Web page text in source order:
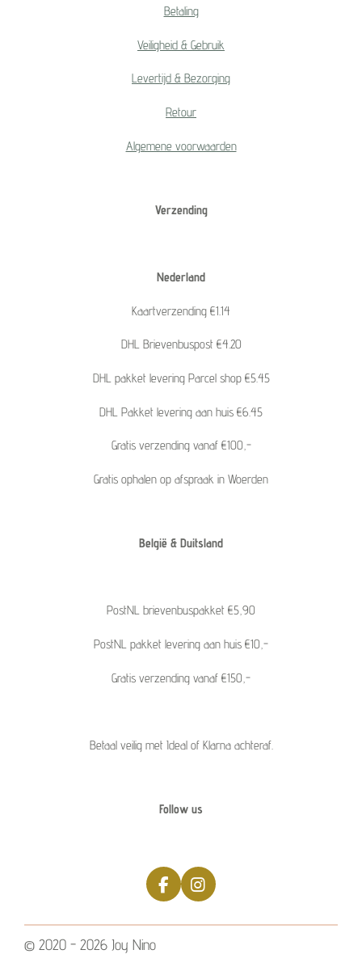
Betaling
Veiligheid & Gebruik
Levertijd & Bezorging
Retour
Algemene voorwaarden
Verzending
Nederland
Kaartverzending €1.14
DHL Brievenbuspost €4.20
DHL pakket levering Parcel shop €5.45
DHL Pakket levering aan huis €6.45
Gratis verzending vanaf €100,-
Gratis ophalen op afspraak in Woerden
België & Duitsland
PostNL brievenbuspakket €5,90
PostNL pakket levering aan huis €10,-
Gratis verzending vanaf €150,-
Betaal veilig met Ideal of Klarna achteraf.
Follow us
F
a
c
I
n
s
© 2020 - 2026 Joy Nino